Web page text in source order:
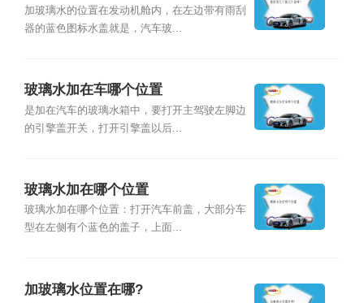
加玻璃水的位置在发动机舱内，在左边带有雨刮
器的蓝色图标水盖就是，汽车玻...
玻璃水加在车哪个位置
是加在汽车的玻璃水箱中，要打开主驾驶左脚边
的引擎盖开关，打开引擎盖以后...
玻璃水加在哪个位置
玻璃水加在哪个位置：打开汽车前盖，大部分车
型在左侧有个蓝色的盖子，上面...
加玻璃水位置在哪?